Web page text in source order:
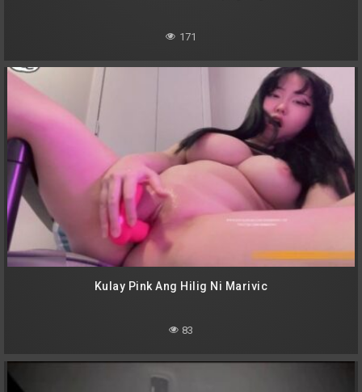
171
Kulay Pink Ang Hilig Ni Marivic
83